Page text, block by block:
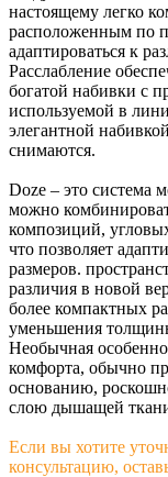
настоящему легко
расположенным по
адаптироваться к
Расслабление
богатой набивки с
используемой в
элегантной
снимаются.
Doze – это система
можно
композиций,
что позволяет
размеров.
различия в новой
более компактных
уменьшения
Необычная
комфорта, обычно
основанию,
слою дышащей
Если вы хотите
консультацию,